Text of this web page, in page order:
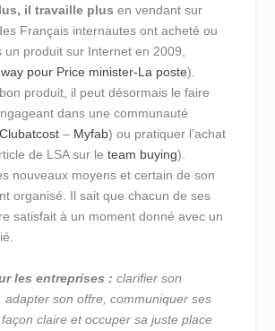
il travaille plus en vendant sur
Français internautes ont acheté ou
un produit sur Internet en 2009,
pour Price minister-La poste).
produit, il peut désormais le faire
dans une communauté
Clubatcost – Myfab) ou pratiquer l’achat
de LSA sur leteam buying).
nouveaux moyens et certain de son
organisé. Il sait que chacun de ses
satisfait à un moment donné avec un
les entreprises : clarifier son
adapter son offre, communiquer ses
claire et occuper sa juste place